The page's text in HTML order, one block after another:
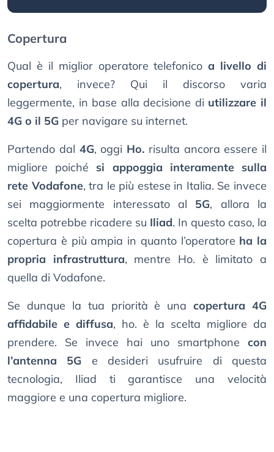
Copertura
Qual è il miglior operatore telefonicoa livello di
copertura, invece? Qui il discorso varia
leggermente, in base alla decisione di utilizzare il
4G o il 5G per navigare su internet.
Partendo dal 4G, oggi Ho. risulta ancora essere il
migliore poiché si appoggia interamente sulla
rete Vodafone, tra le più estese in Italia. Se invece
sei maggiormente interessato al 5G, allora la
scelta potrebbe ricadere su Iliad. In questo caso, la
copertura è più ampia in quanto l’operatore ha la
propria infrastruttura, mentre Ho. è limitato a
quella di Vodafone.
Se dunque la tua priorità è unacopertura 4G
affidabile e diffusa, ho. è la scelta migliore da
prendere. Se invece hai uno smartphone con
l’antenna 5G e desideri usufruire di questa
tecnologia, Iliad ti garantisce una velocità
maggiore e una copertura migliore.